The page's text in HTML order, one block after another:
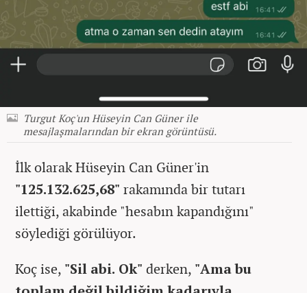
Turgut Koç'un Hüseyin Can Güner ile
mesajlaşmalarından bir ekran görüntüsü.
İlk olarak Hüseyin Can Güner'in
"125.132.625,68" rakamında bir tutarı
ilettiği, akabinde "hesabın kapandığını"
söylediği görülüyor.
Koç ise, "Sil abi. Ok" derken, "Ama bu